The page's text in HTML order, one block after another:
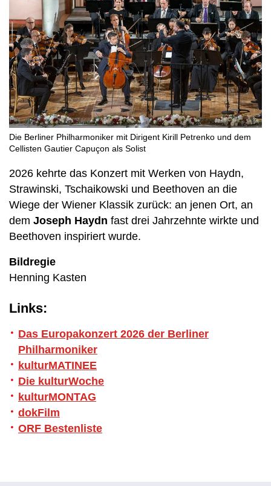
Die Berliner Philharmoniker mit Dirigent Kirill Petrenko und dem
Cellisten Gautier Capuçon als Solist
2026 kehrte das Konzert mit Werken von Haydn,
Strawinski, Tschaikowski und Beethoven an die
Wiege der Wiener Klassik zurück: an jenen Ort, an
dem Joseph Haydn fast drei Jahrzehnte wirkte und
Beethoven inspiriert wurde.
Bildregie
Henning Kasten
Links:
Das Europakonzert 2026 der Berliner
Philharmoniker
kulturMATINEE
Die kulturWoche
kulturMONTAG
dokFilm
ORF Bestenliste